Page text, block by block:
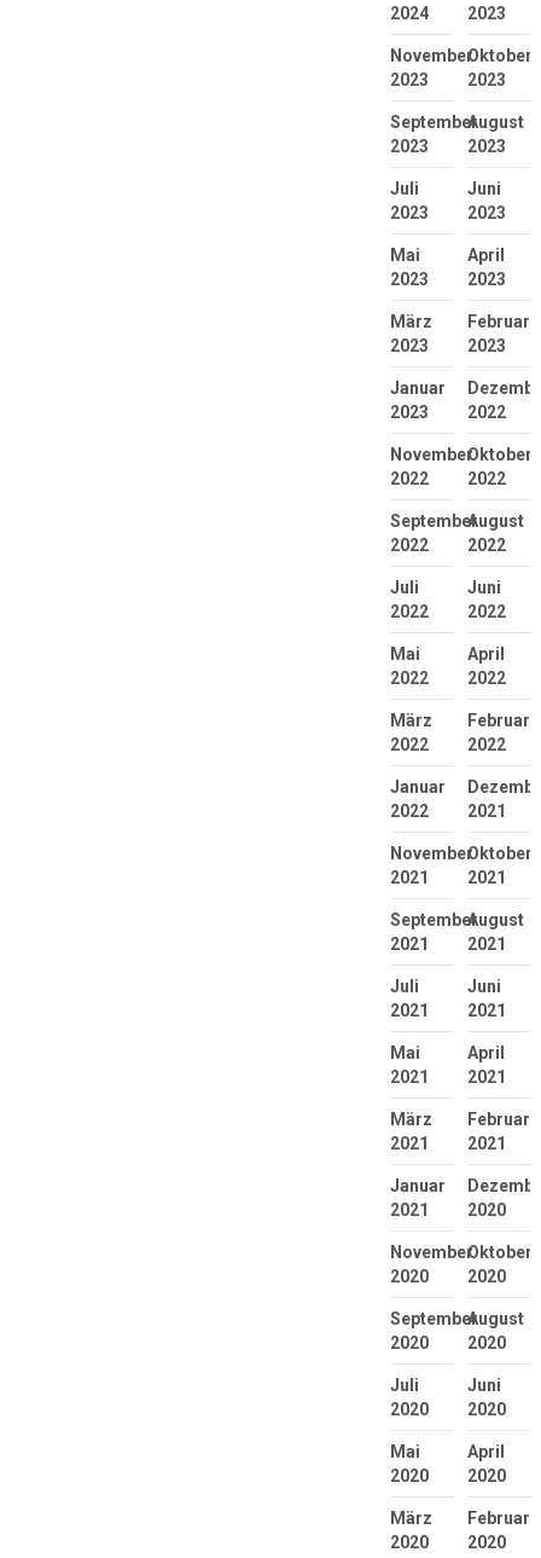
2024
2023
November
2023
Oktober
2023
September
2023
August
2023
Juli
2023
Juni
2023
Mai
2023
April
2023
März
2023
Februar
2023
Januar
2023
2022
November
2022
Oktober
2022
September
2022
August
2022
Juli
2022
Juni
2022
Mai
2022
April
2022
März
2022
Februar
2022
Januar
2022
2021
November
2021
Oktober
2021
September
2021
August
2021
Juli
2021
Juni
2021
Mai
2021
April
2021
März
2021
Februar
2021
Januar
2021
2020
November
2020
Oktober
2020
September
2020
August
2020
Juli
2020
Juni
2020
Mai
2020
April
2020
März
2020
Februar
2020